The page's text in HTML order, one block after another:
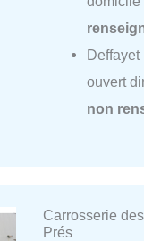
ouvert
non
Carrosserie
Prés